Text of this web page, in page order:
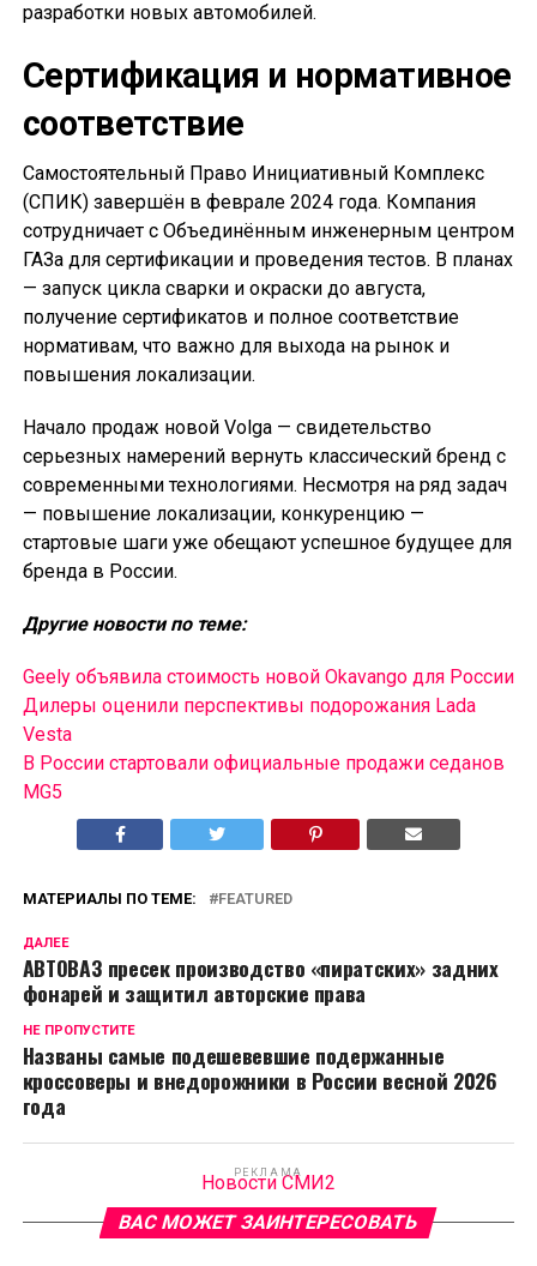
разработки новых автомобилей.
Сертификация и нормативное
соответствие
Самостоятельный Право Инициативный Комплекс
(СПИК) завершён в феврале 2024 года. Компания
сотрудничает с Объединённым инженерным центром
ГАЗа для сертификации и проведения тестов. В планах
— запуск цикла сварки и окраски до августа,
получение сертификатов и полное соответствие
нормативам, что важно для выхода на рынок и
повышения локализации.
Начало продаж новой Volga — свидетельство
серьезных намерений вернуть классический бренд с
современными технологиями. Несмотря на ряд задач
— повышение локализации, конкуренцию —
стартовые шаги уже обещают успешное будущее для
бренда в России.
Другие новости по теме:
Geely объявила стоимость новой Okavango для России
Дилеры оценили перспективы подорожания Lada
Vesta
В России cтартовали официальные продажи седанов
MG5
МАТЕРИАЛЫ ПО ТЕМЕ: FEATURED
ДАЛЕЕ
АВТОВАЗ пресек производство «пиратских» задних
фонарей и защитил авторские права
НЕ ПРОПУСТИТЕ
Названы самые подешевевшие подержанные
кроссоверы и внедорожники в России весной 2026
года
РЕКЛАМА
Новости СМИ2
ВАС МОЖЕТ ЗАИНТЕРЕСОВАТЬ